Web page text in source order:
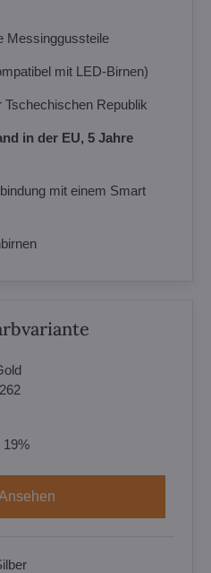
Messinggussteile
mit LED-Birnen)
Tschechischen Republik
in der EU, 5 Jahre
mit einem Smart
19%
Ansehen